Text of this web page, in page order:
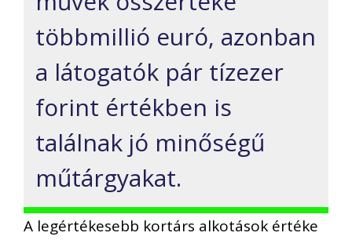
többmillió euró, azonban
a látogatók pár tízezer
forint értékben is
találnak jó minőségű
műtárgyakat.
A legértékesebb kortárs alkotások értéke